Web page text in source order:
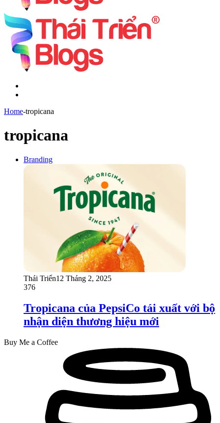
Home-tropicana
tropicana
Branding
Thái Triển12 Tháng 2, 2025
376
Tropicana của PepsiCo tái xuất với bộ
nhận diện thương hiệu mới
Buy Me a Coffee